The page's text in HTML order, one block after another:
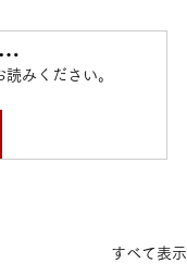
…
みください。
すべて表示